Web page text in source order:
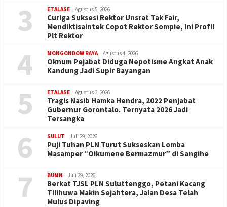
3 ETALASE Agustus 5, 2026
Curiga Suksesi Rektor Unsrat Tak Fair,
Mendiktisaintek Copot Rektor Sompie, Ini Profil
Plt Rektor
4 MONGONDOW RAYA Agustus 4, 2026
Oknum Pejabat Diduga Nepotisme Angkat Anak
Kandung Jadi Supir Bayangan
5 ETALASE Agustus 3, 2026
Tragis Nasib Hamka Hendra, 2022 Penjabat
Gubernur Gorontalo. Ternyata 2026 Jadi
Tersangka
6 SULUT Juli 29, 2026
Puji Tuhan PLN Turut Sukseskan Lomba
Masamper “Oikumene Bermazmur” di Sangihe
7 BUMN Juli 29, 2026
Berkat TJSL PLN Suluttenggo, Petani Kacang
Tilihuwa Makin Sejahtera, Jalan Desa Telah
Mulus Dipaving